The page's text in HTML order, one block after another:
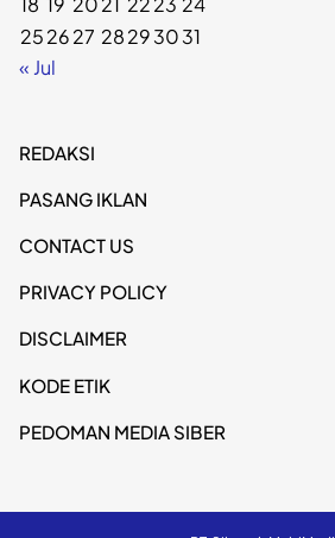
252627 28293031
« Jul
REDAKSI
PASANG IKLAN
CONTACT US
PRIVACY POLICY
DISCLAIMER
KODE ETIK
PEDOMAN MEDIA SIBER